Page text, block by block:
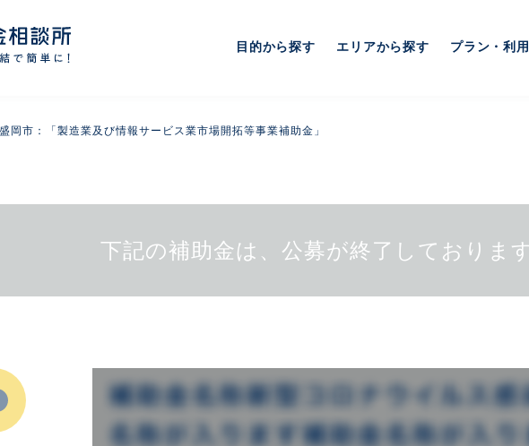
目的から探す エリアから探す プラン・利
岡市：「製造業及び情報サービス業市場開拓等事業補助金」
下記の補助金は、公募が終了しておりま